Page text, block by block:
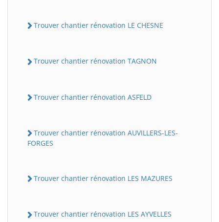
Trouver chantier rénovation LE CHESNE
Trouver chantier rénovation TAGNON
Trouver chantier rénovation ASFELD
Trouver chantier rénovation AUVILLERS-LES-
FORGES
Trouver chantier rénovation LES MAZURES
Trouver chantier rénovation LES AYVELLES